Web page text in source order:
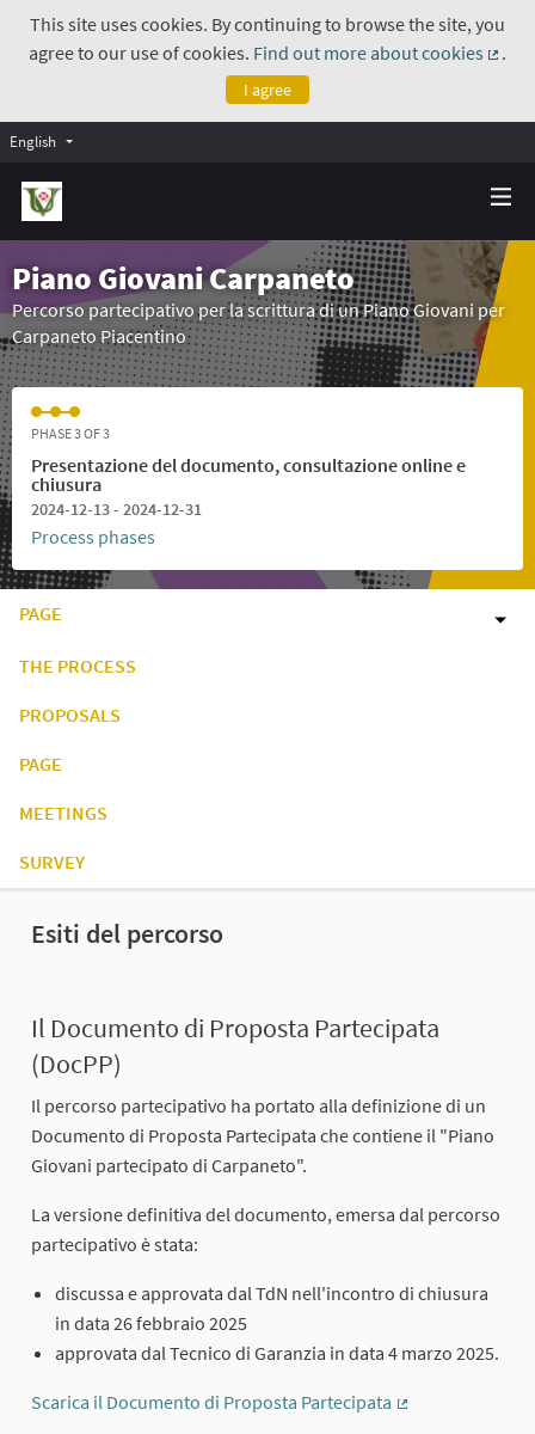
This site uses cookies. By continuing to browse the site, you
agree to our use of cookies. Find out more about cookies
.
I agree
English
Piano Giovani Carpaneto
Percorso partecipativo per la scrittura di un Piano Giovani per
Carpaneto Piacentino
PHASE 3 OF 3
Presentazione del documento, consultazione online e
chiusura
2024-12-13 - 2024-12-31
Process phases
PAGE
THE PROCESS
PROPOSALS
PAGE
MEETINGS
SURVEY
Esiti del percorso
Il Documento di Proposta Partecipata
(DocPP)
Il percorso partecipativo ha portato alla definizione di un
Documento di Proposta Partecipata che contiene il "Piano
Giovani partecipato di Carpaneto".
La versione definitiva del documento, emersa dal percorso
partecipativo è stata:
discussa e approvata dal TdN nell'incontro di chiusura
in data 26 febbraio 2025
approvata dal Tecnico di Garanzia in data 4 marzo 2025.
Scarica il Documento di Proposta Partecipata